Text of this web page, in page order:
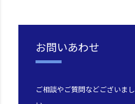
お問いあわせ
ご相談やご質問などございま